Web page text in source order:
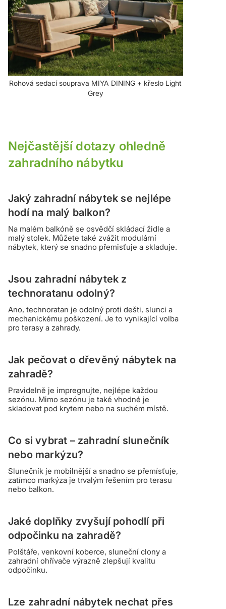
Rohová sedací souprava MIYA DINING + křeslo Light
Grey
Nejčastější dotazy ohledně
zahradního nábytku
Jaký zahradní nábytek se nejlépe
hodí na malý balkon?
Na malém balkóně se osvědčí skládací židle a
malý stolek. Můžete také zvážit modulární
nábytek, který se snadno přemisťuje a skladuje.
Jsou zahradní nábytek z
technoratanu odolný?
Ano, technoratan je odolný proti dešti, slunci a
mechanickému poškození. Je to vynikající volba
pro terasy a zahrady.
Jak pečovat o dřevěný nábytek na
zahradě?
Pravidelně je impregnujte, nejlépe každou
sezónu. Mimo sezónu je také vhodné je
skladovat pod krytem nebo na suchém místě.
Co si vybrat – zahradní slunečník
nebo markýzu?
Slunečník je mobilnější a snadno se přemísťuje,
zatímco markýza je trvalým řešením pro terasu
nebo balkon.
Jaké doplňky zvyšují pohodlí při
odpočinku na zahradě?
Polštáře, venkovní koberce, sluneční clony a
zahradní ohřívače výrazně zlepšují kvalitu
odpočinku.
Lze zahradní nábytek nechat přes